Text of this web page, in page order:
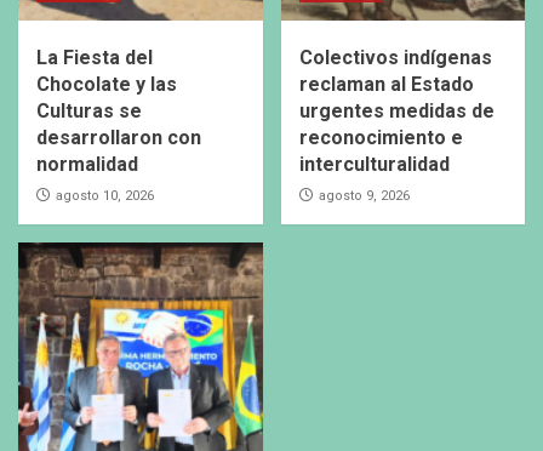
La Fiesta del
Chocolate y las
Culturas se
desarrollaron con
normalidad
agosto 10, 2026
Colectivos indígenas
reclaman al Estado
urgentes medidas de
reconocimiento e
interculturalidad
agosto 9, 2026